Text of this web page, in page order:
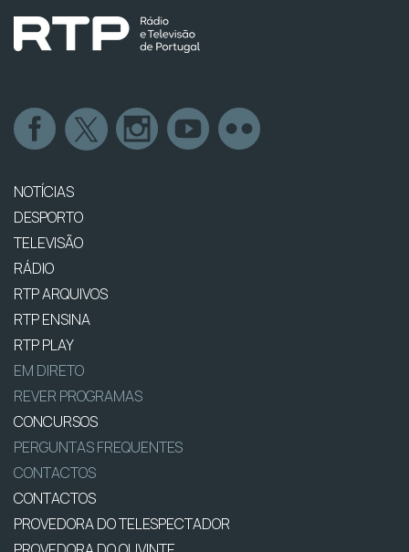
NOTÍCIAS
DESPORTO
TELEVISÃO
RÁDIO
RTP ARQUIVOS
RTP ENSINA
RTP PLAY
EM DIRETO
REVER PROGRAMAS
CONCURSOS
PERGUNTAS FREQUENTES
CONTACTOS
CONTACTOS
PROVEDORA DO TELESPECTADOR